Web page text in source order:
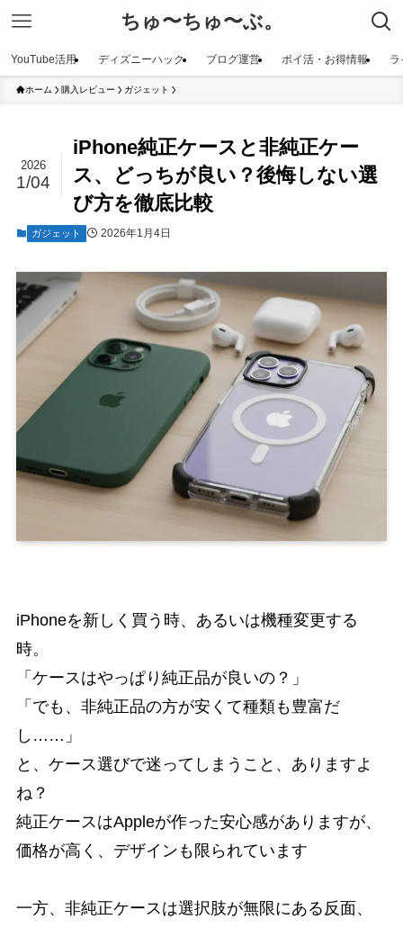
ちゅ〜ちゅ〜ぶ。
YouTube活用 ディズニーハック ブログ運営 ポイ活・お得情報
ホーム 購入レビュー ガジェット
iPhone純正ケースと非純正ケー
ス、どっちが良い？後悔しない選
び方を徹底比較
2026
1/04
ガジェット 2026年1月4日
iPhoneを新しく買う時、あるいは機種変更する
時。
「ケースはやっぱり純正品が良いの？」
「でも、非純正品の方が安くて種類も豊富だ
し……」
と、ケース選びで迷ってしまうこと、ありますよ
ね？
純正ケースはAppleが作った安心感がありますが、
価格が高く、デザインも限られています
一方、非純正ケースは選択肢が無限にある反面、